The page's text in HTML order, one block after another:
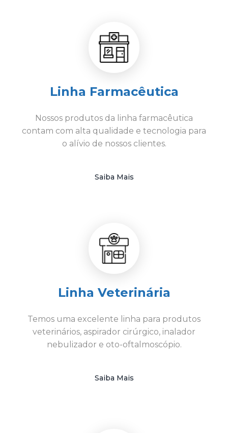
Linha Farmacêutica
Nossos produtos da linha farmacêutica
contam com alta qualidade e tecnologia para
o alívio de nossos clientes.
Saiba Mais
Linha Veterinária
Temos uma excelente linha para produtos
veterinários, aspirador cirúrgico, inalador
nebulizador e oto-oftalmoscópio.
Saiba Mais